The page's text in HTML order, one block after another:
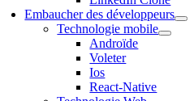
Embaucher des développeurs
Technologie mobile
Androïde
Voleter
Ios
React-Native